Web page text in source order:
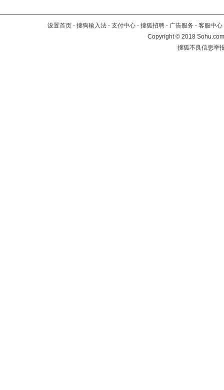
设置首页 - 搜狗输入法 - 支付中心 - 搜狐招聘 - 广告服务 - 客服中心
Copyright©2018
搜狐不良信息举